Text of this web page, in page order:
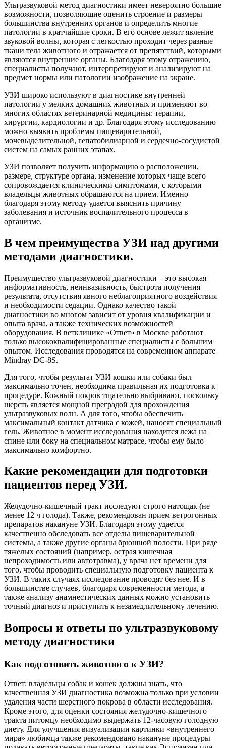
Ультразвуковой метод диагностики имеет невероятно большие
возможности, позволяющие оценить строение и размеры
большинства внутренних органов и определить многие
патологии в кратчайшие сроки. В его основе лежит явление
звуковой волны, которая с легкостью проходит через разные
ткани тела животного и отражается от препятствий, которыми
являются внутренние органы. Благодаря этому отражению,
специалисты получают, интерпретируют и анализируют на
предмет нормы или патологии изображение на экране.
УЗИ широко используют в диагностике внутренней
патологии у мелких домашних животных и применяют во
многих областях ветеринарной медицины: терапии,
хирургии, кардиологии и др. Благодаря этому исследованию
можно выявить проблемы пищеварительной,
мочевыделительной, гепатобилиарной и сердечно-сосудистой
систем на самых ранних этапах.
УЗИ позволяет получить информацию о расположении,
размере, структуре органа, изменение которых чаще всего
сопровождается клиническими симптомами, с которыми
владельцы животных обращаются на прием. Именно
благодаря этому методу удается выяснить причину
заболевания и источник воспалительного процесса в
организме.
В чем преимущества УЗИ над другими
методами диагностики.
Преимущество ультразвуковой диагностики – это высокая
информативность, неинвазивность, быстрота получения
результата, отсутствия явного неблагоприятного воздействия
и необходимости седации. Однако качество такой
диагностики во многом зависит от уровня квалификации и
опыта врача, а также технических возможностей
оборудования. В ветклинике «Ответ» в Москве работают
только высококвалифицированные специалисты с большим
опытом. Исследования проводятся на современном аппарате
Mindray DC-8S.
Для того, чтобы результат УЗИ кошки или собаки был
максимально точен, необходима правильная их подготовка к
процедуре. Кожный покров тщательно выбривают, поскольку
шерсть является мощной преградой для прохождения
ультразвуковых волн. А для того, чтобы обеспечить
максимальный контакт датчика с кожей, наносят специальный
гель. Животное в момент исследования находится лежа на
спине или боку на специальном матрасе, чтобы ему было
максимально комфортно.
Какие рекомендации для подготовки
пациентов перед УЗИ.
Желудочно-кишечный тракт исследуют строго натощак (не
менее 12 ч голода). Также, рекомендован прием ветрогонных
препаратов накануне УЗИ. Благодаря этому удается
качественно обследовать все отделы пищеварительной
системы, а также другие органы брюшной полости. При ряде
тяжелых состояний (например, острая кишечная
непроходимость или автотравма), у врача нет времени для
того, чтобы проводить специальную подготовку пациента к
УЗИ. В таких случаях исследование проводят без нее. И в
большинстве случаев, благодаря современности метода, а
также анализу анамнестических данных можно установить
точный диагноз и приступить к незамедлительному лечению.
Вопросы и ответы по ультразвуковому
методу диагностики
Как подготовить животного к УЗИ?
Ответ: владельцы собак и кошек должны знать, что
качественная УЗИ диагностика возможна только при условии
удаления части шерстного покрова в области исследования.
Кроме этого, для оценки состояния желудочно-кишечного
тракта питомцу необходимо выдержать 12-часовую голодную
диету. Для улучшения визуализации картинки «внутреннего
мира» любимца также рекомендовано накануне процедуры